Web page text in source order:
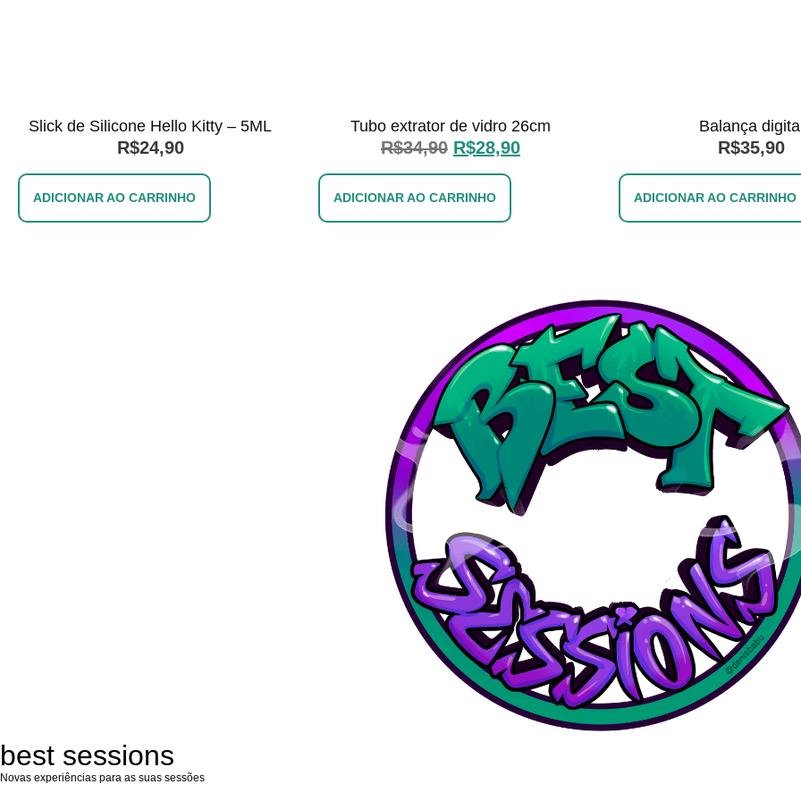
Slick de Silicone Hello Kitty – 5ML
R$24,90
ADICIONAR AO CARRINHO
Tubo extrator de vidro 26cm
R$34,90 R$28,90
ADICIONAR AO CARRINHO
Balança
R$35,90
ADICIONAR AO CARRINHO
best sessions
Novas experiências para as suas sessões